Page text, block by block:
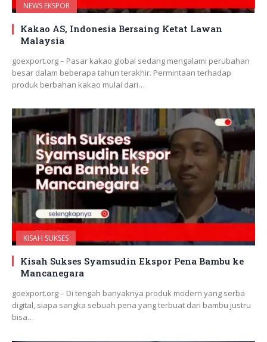
NEWS EKSPOR
Kakao AS, Indonesia Bersaing Ketat Lawan
Malaysia
goexport.org – Pasar kakao global sedang mengalami perubahan
besar dalam beberapa tahun terakhir. Permintaan terhadap
produk berbahan kakao mulai dari…
KISAH SUKSES
Kisah Sukses Syamsudin Ekspor Pena Bambu ke
Mancanegara
goexport.org – Di tengah banyaknya produk modern yang serba
digital, siapa sangka sebuah pena yang terbuat dari bambu justru
bisa…